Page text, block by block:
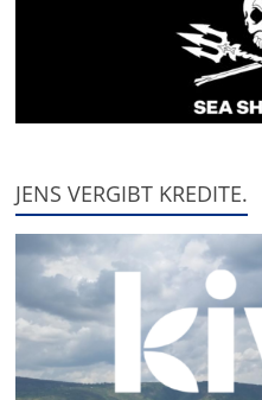
JENS VERGIBT KREDITE.